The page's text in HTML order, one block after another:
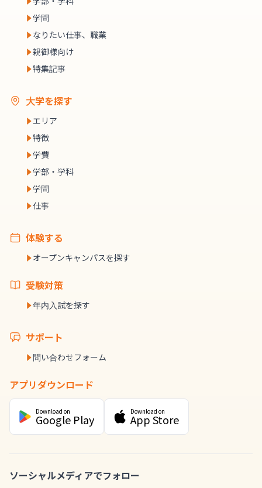
学問
なりたい仕事、職業
親御様向け
特集記事
大学を探す
エリア
特徴
学費
学部・学科
学問
仕事
体験する
オープンキャンパスを探す
受験対策
年内入試を探す
サポート
問い合わせフォーム
アプリダウンロード
Download on
Google Play
Download on
App Store
ソーシャルメディアでフォロー